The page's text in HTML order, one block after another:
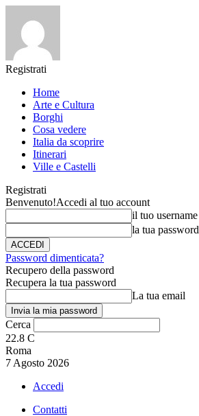
Registrati
Home
Arte e Cultura
Borghi
Cosa vedere
Italia da scoprire
Itinerari
Ville e Castelli
Registrati
Benvenuto!Accedi al tuo account
il tuo username
la tua password
Password dimenticata?
Recupero della password
Recupera la tua password
La tua email
Cerca
22.8 C
Roma
7 Agosto 2026
Accedi
Contatti